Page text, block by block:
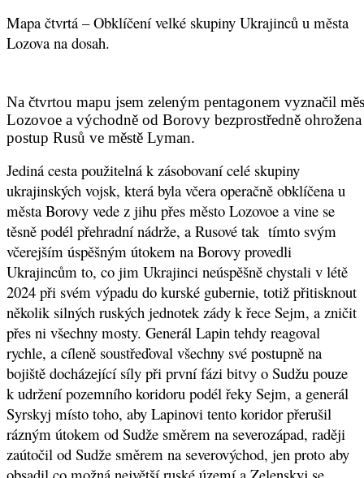
Mapa čtvrtá – Obklíčení velké skupiny Ukrajinců u města
Lozova na dosah.
Na čtvrtou mapu jsem zeleným pentagonem vyznačil
Lozovoe a východně od Borovy bezprostředně
postup Rusů ve městě Lyman.
Jediná cesta použitelná k zásobovaní celé skupiny
ukrajinských vojsk, která byla včera operačně obklíčena u
města Borovy vede z jihu přes město Lozovoe a vine se
těsně podél přehradní nádrže, a Rusové tak tímto svým
včerejším úspěšným útokem na Borovy provedli
Ukrajincům to, co jim Ukrajinci neúspěšně chystali v létě
2024 při svém výpadu do kurské gubernie, totiž přitisknout
několik silných ruských jednotek zády k řece Sejm, a zničit
přes ni všechny mosty. Generál Lapin tehdy reagoval
rychle, a cíleně soustřeďoval všechny své postupně na
bojiště docházející síly při první fázi bitvy o Sudžu pouze
k udržení pozemního koridoru podél řeky Sejm, a generál
Syrskyj místo toho, aby Lapinovi tento koridor přerušil
rázným útokem od Sudže směrem na severozápad, raději
zaútočil od Sudže směrem na severovýchod, jen proto aby